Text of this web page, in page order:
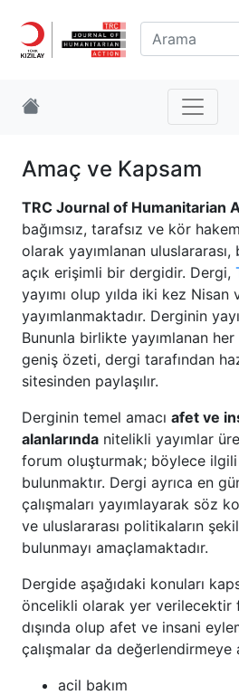
Amaç ve Kapsam
TRC Journal of Humanitarian
bağımsız, tarafsız ve kör
olarak yayımlanan
açık erişimli bir dergidir. Dergi,
yayımı olup yılda iki kez Nisan
yayımlanmaktadır. Derginin
Bununla birlikte yayımlanan her
geniş özeti, dergi tarafından
sitesinden paylaşılır.
Derginin temel amacı afet ve
alanlarında nitelikli yayımlar
forum oluşturmak; böylece ilgili
bulunmaktır. Dergi ayrıca en
çalışmaları yayımlayarak söz
ve uluslararası politikaların
bulunmayı amaçlamaktadır.
Dergide aşağıdaki konuları
öncelikli olarak yer verilecektir
dışında olup afet ve insani
çalışmalar da değerlendirmeye
acil bakım